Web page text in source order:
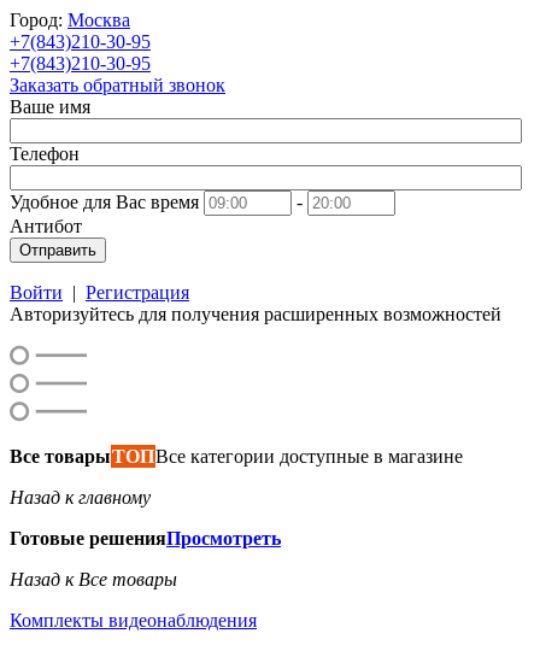
Город: Москва
+7(843)210-30-95
+7(843)210-30-95
Заказать обратный звонок
Ваше имя
Телефон
Удобное для Вас время
-
Антибот
Отправить
Войти | Регистрация
Авторизуйтесь для получения расширенных возможностей
Все товарыТОПВсе категории доступные в магазине
Назад к главному
Готовые решенияПросмотреть
Назад к Все товары
Комплекты видеонаблюдения